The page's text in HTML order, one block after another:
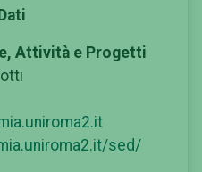
Attività e Progetti
sed/